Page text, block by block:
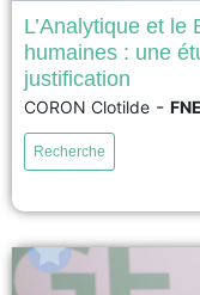
Le contraste entre la
ressources humaines
faible nombre de travaux
la réalité du changement
de justification pour
voir
L’Analytique et
humaines : une
justification
CORON Clotilde -
Recherche